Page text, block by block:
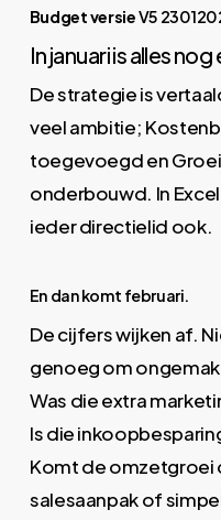
Budget versieV5
In januari is alles
De strategie is
veel ambitie;
toegevoegd en
onderbouwd. In
ieder directielid ook.
En dan komt februari.
De cijfers wijken af.
genoeg om
Was die extra
Is die
Komt de omzetgroei
salesaanpak of